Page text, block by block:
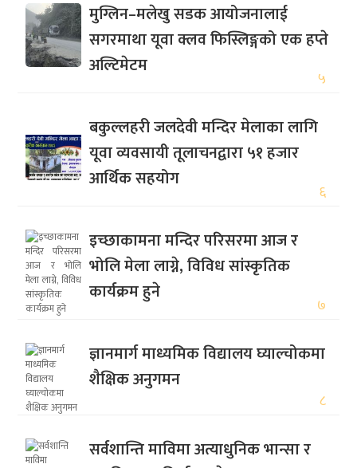
मुग्लिन–मलेखु सडक आयोजनालाई
सगरमाथा यूवा क्लव फिस्लिङ्गको एक हप्ते
अल्टिमेटम
५
बकुल्लहरी जलदेवी मन्दिर मेलाका लागि
यूवा व्यवसायी तूलाचनद्वारा ५१ हजार
आर्थिक सहयोग
६
इच्छाकामना मन्दिर परिसरमा आज र
भोलि मेला लाग्ने, विविध सांस्कृतिक
कार्यक्रम हुने
७
ज्ञानमार्ग माध्यमिक विद्यालय घ्याल्चोकमा
शैक्षिक अनुगमन
८
सर्वशान्ति माविमा अत्याधुनिक भान्सा र